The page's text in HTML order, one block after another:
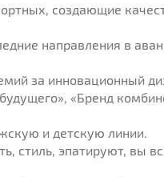
создающие
направления в
за инновационный
«Бренд
и детскую линии.
стиль, эпатируют, вы